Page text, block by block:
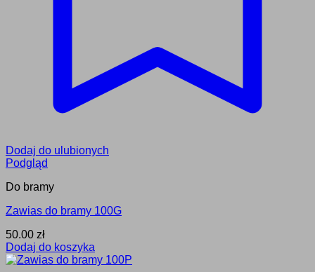
Dodaj do ulubionych
Podgląd
Do bramy
Zawias do bramy 100G
50.00 zł
Dodaj do koszyka